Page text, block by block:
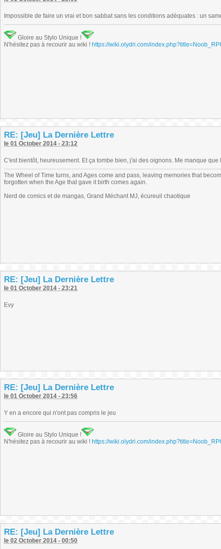
Impossible de faire un vrai et bon sabbat sans les conditions adéquates : un
Gloire au Stylo Unique !
N'hésitez pas à recourir au wiki ! https://wiki.olydri.com/
RE: [Jeu] La Dernière Lettre
le 01 October 2014 - 23:12
C'est bientôt, heureusement. Et ça tombe bien, j'ai des oignons. Me manque
The Wheel of Time turns, and Ages come and pass, leaving memories that
forgotten when the Age that gave it birth comes again.
Nerd de comics et de mangas, Grand Méchant MJ, écureuil chaotique
RE: [Jeu] La Dernière Lettre
le 01 October 2014 - 23:21
Evy
RE: [Jeu] La Dernière Lettre
le 01 October 2014 - 23:56
Y en a encore qui n'ont pas compris le jeu
Gloire au Stylo Unique !
N'hésitez pas à recourir au wiki ! https://wiki.olydri.com/
RE: [Jeu] La Dernière Lettre
le 02 October 2014 - 00:50